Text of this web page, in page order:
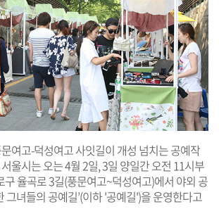
여고-덕성여고 사잇길이 개성 넘치는 공예작
울시는 오는 4월 2일, 3일 양일간 오전 11시부
구 율곡로 3길(풍문여고~덕성여고)에서 야외 공
그녀들의 공예길’(이하 '공예길')을 운영한다고